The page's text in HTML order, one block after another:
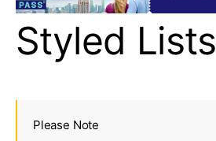
Styled Lists
Please Note